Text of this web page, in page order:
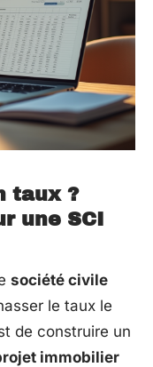
taux ?
une SCI
société civile
le taux le
de construire un
immobilier